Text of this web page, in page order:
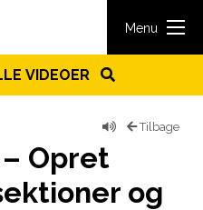
Menu
VIDEOER
Tilbage
Opret
og